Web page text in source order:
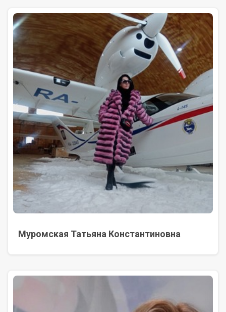
Муромская Татьяна Константиновна